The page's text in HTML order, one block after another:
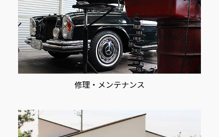
修理・メンテナンス